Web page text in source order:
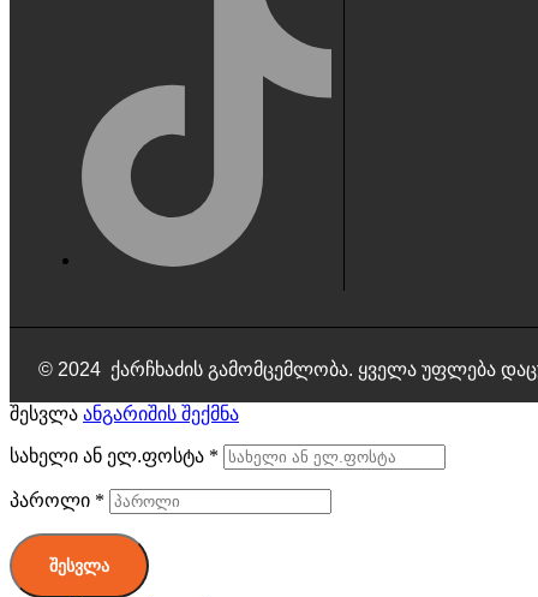
© 2024 ქარჩხაძის გამომცემლობა. ყველა უფლება
შესვლა ანგარიშის შექმნა
სახელი ან ელ.ფოსტა *
პაროლი *
შესვლა